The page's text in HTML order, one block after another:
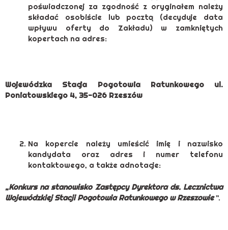
poświadczonej za zgodność z oryginałem należy
składać osobiście lub pocztą (decyduje data
wpływu oferty do Zakładu) w zamkniętych
kopertach na adres:
Wojewódzka Stacja Pogotowia Ratunkowego ul.
Poniatowskiego 4, 35-026 Rzeszów
Na kopercie należy umieścić imię i nazwisko
kandydata oraz adres i numer telefonu
kontaktowego, a także adnotacje:
„Konkurs na stanowisko Zastępcy Dyrektora ds. Lecznictwa
Wojewódzkiej Stacji Pogotowia Ratunkowego w Rzeszowie”.